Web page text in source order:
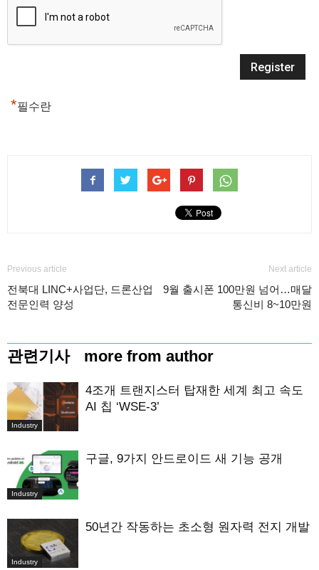
*필수란
Previous article
전북대 LINC+사업단, 드론산업
전문인력 양성
Next article
9월 출시폰 100만원 넘어…매달
통신비 8~10만원
관련기사 more from author
Industry
4조개 트랜지스터 탑재한 세계 최고 속도
AI 칩 ‘WSE-3’
Industry
구글, 9가지 안드로이드 새 기능 공개
Industry
50년간 작동하는 초소형 원자력 전지 개발